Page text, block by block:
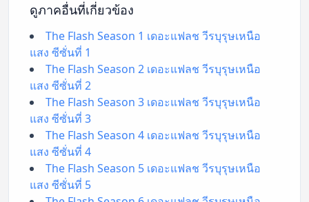
ดูภาคอื่นที่เกี่ยวข้อง
The Flash Season 1 เดอะแฟลช วีรบุรุษเหนือ
แสง ซีซั่นที่ 1
The Flash Season 2 เดอะแฟลช วีรบุรุษเหนือ
แสง ซีซั่นที่ 2
The Flash Season 3 เดอะแฟลช วีรบุรุษเหนือ
แสง ซีซั่นที่ 3
The Flash Season 4 เดอะแฟลช วีรบุรุษเหนือ
แสง ซีซั่นที่ 4
The Flash Season 5 เดอะแฟลช วีรบุรุษเหนือ
แสง ซีซั่นที่ 5